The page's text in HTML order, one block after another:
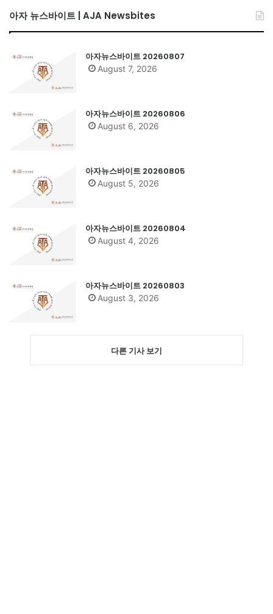
아자 뉴스바이트 | AJA Newsbites
아자뉴스바이트 20260807
August 7, 2026
아자뉴스바이트 20260806
August 6, 2026
아자뉴스바이트 20260805
August 5, 2026
아자뉴스바이트 20260804
August 4, 2026
아자뉴스바이트 20260803
August 3, 2026
다른 기사 보기